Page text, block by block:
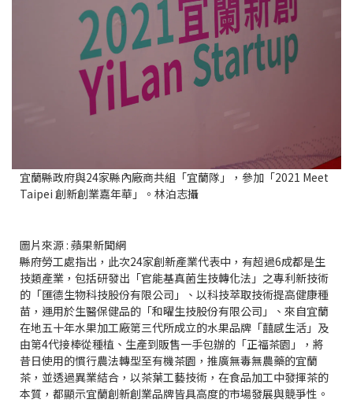
宜蘭縣政府與24家縣內廠商共組「宜蘭隊」，參加「2021 Meet
Taipei 創新創業嘉年華」。林泊志攝
圖片來源 : 蘋果新聞網
縣府勞工處指出，此次24家創新產業代表中，有超過6成都是生
技類產業，包括研發出「官能基真菌生技轉化法」之專利新技術
的「匯德生物科技股份有限公司」、以科技萃取技術提高健康種
苗，運用於生醫保健品的「和曜生技股份有限公司」、來自宜蘭
在地五十年水果加工廠第三代所成立的水果品牌「囍感生活」及
由第4代接棒從種植、生產到販售一手包辦的「正福茶園」，將
昔日使用的慣行農法轉型至有機茶園，推廣無毒無農藥的宜蘭
茶，並透過異業結合，以茶葉工藝技術，在食品加工中發揮茶的
本質，都顯示宜蘭創新創業品牌皆具高度的市場發展與競爭性。